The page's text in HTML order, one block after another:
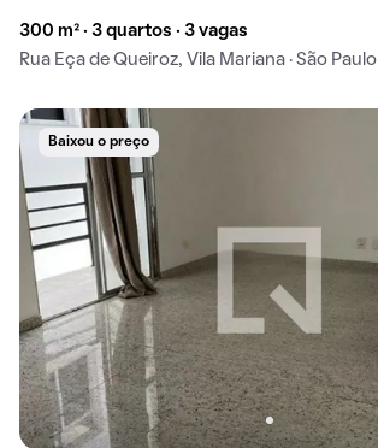
300 m² · 3 quartos · 3 vagas
Rua Eça de Queiroz, Vila Mariana · São Paulo
Baixou o preço